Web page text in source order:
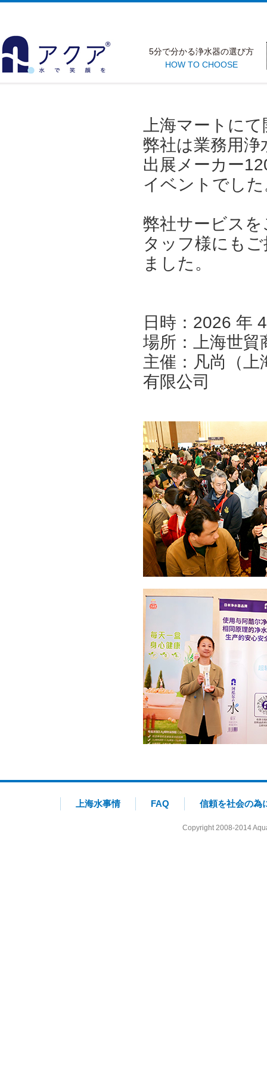
5分で分かる浄水器の選び方
HOW TO CHOOSE
上海マートに
弊社は業務用
出展メーカー
イベントでし
弊社サービス
タッフ様にも
ました。
日時：2026 年
場所：上海世貿
主催：凡尚（上
有限公司
上海水事情 FAQ 信頼を社会の為
Copyright 2008-2014